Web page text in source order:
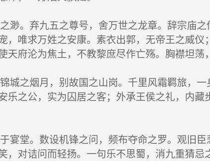
渺。弃九五之尊号，舍万世之龙章。辞宗庙
，唯求万姓之安康。素衣出郭，无帝王之威
天府沦为焦土，不教黎庶尽作亡殇。胸襟坦荡
城之烟月，别故国之山岗。千里风霜羁旅，
乐之公，实为囚居之客；外承王侯之礼，内藏
宴堂。数设机锋之问，频布夺命之罗。观旧
，对诘问而轻扬。一句乐不思蜀，消九重猜忌